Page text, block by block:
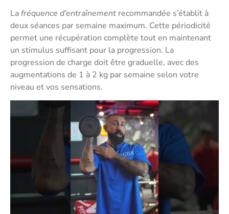
Lafréquence d’entraînement recommandée s’établit à
deux séances par semaine maximum. Cette périodicité
permet une récupération complète tout en maintenant
un stimulus suffisant pour la progression. La
progression de charge doit être graduelle, avec des
augmentations de 1 à 2 kg par semaine selon votre
niveau et vos sensations.